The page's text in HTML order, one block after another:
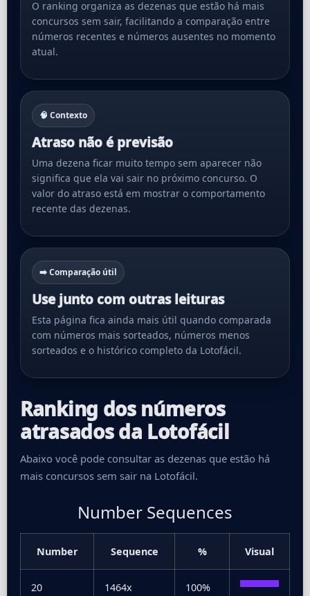
O ranking organiza as dezenas que estão há mais
concursos sem sair, facilitando a comparação entre
números recentes e números ausentes no momento
atual.
🧠 Contexto
Atraso não é previsão
Uma dezena ficar muito tempo sem aparecer não
significa que ela vai sair no próximo concurso. O
valor do atraso está em mostrar o comportamento
recente das dezenas.
➡️ Comparação útil
Use junto com outras leituras
Esta página fica ainda mais útil quando comparada
com números mais sorteados, números menos
sorteados e o histórico completo da Lotofácil.
Ranking dos números
atrasados da Lotofácil
Abaixo você pode consultar as dezenas que estão há
mais concursos sem sair na Lotofácil.
Number Sequences
Number Sequence % Visual
20 1464x 100%